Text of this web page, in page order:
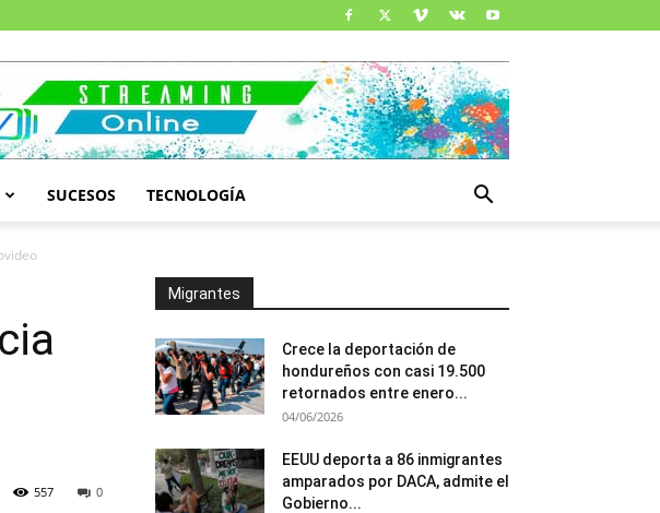
SUCESOS TECNOLOGÍA
0
557
Migrantes
Crece la deportación de
hondureños con casi 19.500
retornados entre enero...
04/06/2026
EEUU deporta a 86 inmigrantes
amparados por DACA, admite el
Gobierno...